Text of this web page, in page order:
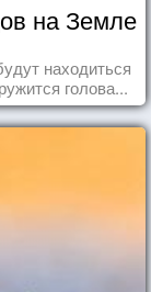
на Земле
находиться
голова...